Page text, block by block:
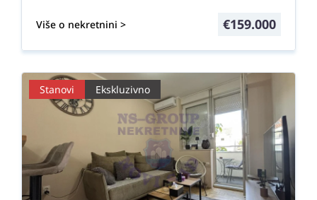
Više o nekretnini > €159.000
Stanovi Ekskluzivno